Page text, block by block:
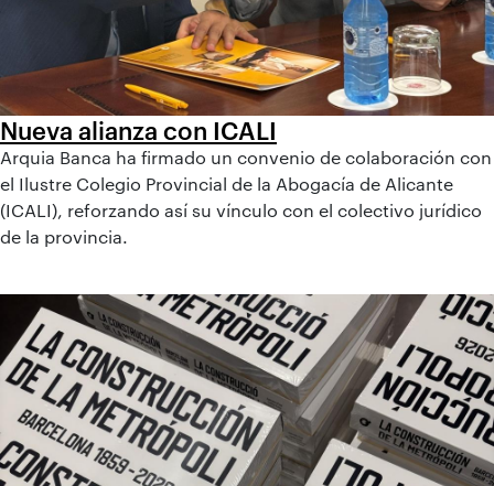
Nueva alianza con ICALI
Arquia Banca ha firmado un convenio de colaboración con
el Ilustre Colegio Provincial de la Abogacía de Alicante
(ICALI), reforzando así su vínculo con el colectivo jurídico
de la provincia.